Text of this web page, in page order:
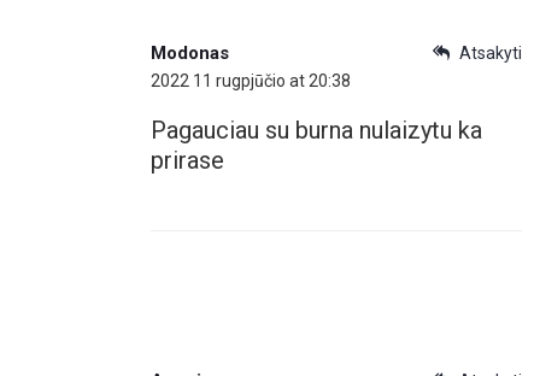
Atsakyti
Modonas
2022 11 rugpjūčio at 20:38
Pagauciau su burna nulaizytu ka
prirase